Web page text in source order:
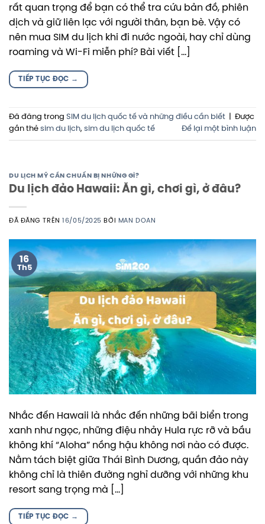
rất quan trọng để bạn có thể tra cứu bản đồ, phiên
dịch và giữ liên lạc với người thân, bạn bè. Vậy có
nên mua SIM du lịch khi đi nước ngoài, hay chỉ dùng
roaming và Wi-Fi miễn phí? Bài viết […]
TIẾP TỤC ĐỌC →
Đã đăng trong SIM du lịch quốc tế và những điều cần biết
Được
gắn thẻ sim du lịch, sim du lịch quốc tế Để lại một bình luận
DU LỊCH MỸ CẦN CHUẨN BỊ NHỮNG GÌ?
Du lịch đảo Hawaii: Ăn gì, chơi gì, ở đâu?
ĐÃ ĐĂNG TRÊN16/05/2025 BỞI MAN DOAN
16
Th5
Nhắc đến Hawaii là nhắc đến những bãi biển trong
xanh như ngọc, những điệu nhảy Hula rực rỡ và bầu
không khí “Aloha” nồng hậu không nơi nào có được.
Nằm tách biệt giữa Thái Bình Dương, quần đảo này
không chỉ là thiên đường nghỉ dưỡng với những khu
resort sang trọng mà […]
TIẾP TỤC ĐỌC →